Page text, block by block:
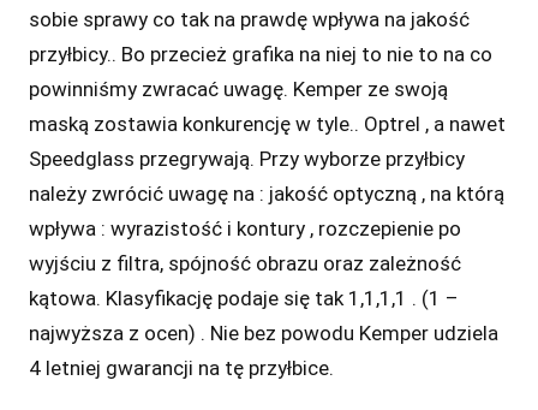
sobie sprawy co tak na prawdę wpływa na jakość
przyłbicy.. Bo przecież grafika na niej to nie to na co
powinniśmy zwracać uwagę. Kemper ze swoją
maską zostawia konkurencję w tyle.. Optrel , a nawet
Speedglass przegrywają. Przy wyborze przyłbicy
należy zwrócić uwagę na : jakość optyczną , na którą
wpływa : wyrazistość i kontury , rozczepienie po
wyjściu z filtra, spójność obrazu oraz zależność
kątowa. Klasyfikację podaje się tak 1,1,1,1 . (1 –
najwyższa z ocen) . Nie bez powodu Kemper udziela
4 letniej gwarancji na tę przyłbice.